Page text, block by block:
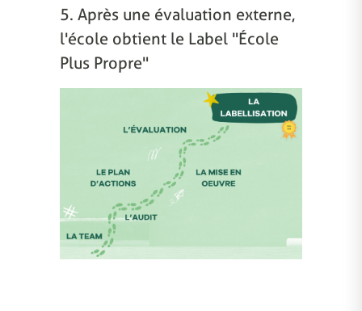
5. Après une évaluation externe,
l'école obtient le Label "École
Plus Propre"